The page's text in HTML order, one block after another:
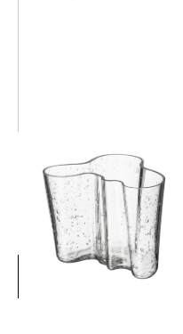
アルヴァ・アアルト コレク
ション ベース 160mm バブル
クリア
￥46,200 (税込)
詳細を見る